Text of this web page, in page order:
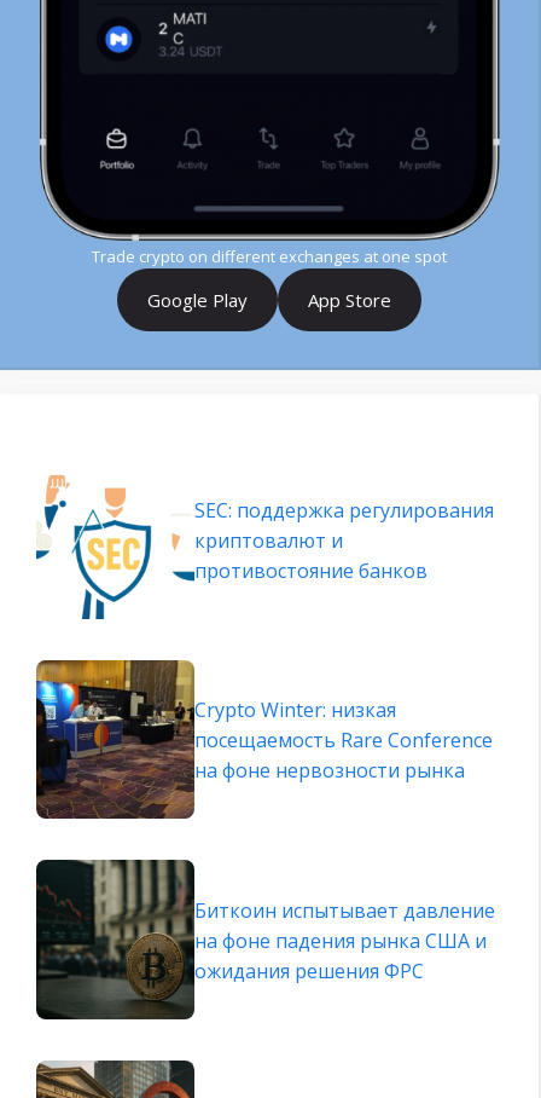
Trade crypto on different exchanges at one spot
Google Play App Store
SEC: поддержка регулирования
криптовалют и
противостояние банков
Crypto Winter: низкая
посещаемость Rare Conference
на фоне нервозности рынка
Биткоин испытывает давление
на фоне падения рынка США и
ожидания решения ФРС